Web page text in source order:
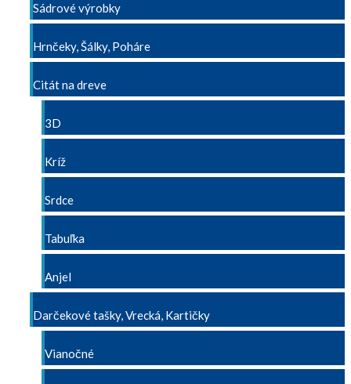
Sádrové výrobky
Hrnčeky, Šálky, Poháre
Citát na dreve
3D
Kríž
Srdce
Tabuľka
Anjel
Darčekové tašky, Vrecká, Kartičky
Vianočné